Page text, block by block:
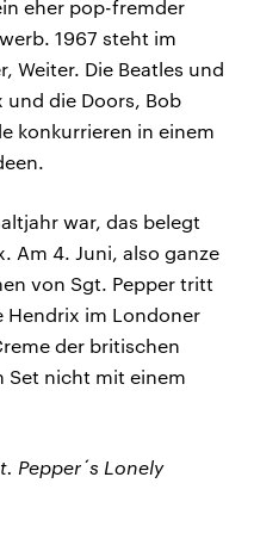
eher pop-fremder
1967 steht im
Weiter. Die Beatles und
und die Doors, Bob
konkurrieren in einem
war, das belegt
Am 4. Juni, also ganze
von Sgt. Pepper tritt
Hendrix im Londoner
der britischen
Set nicht mit einem
Pepper´s Lonely